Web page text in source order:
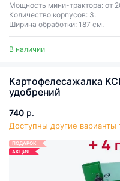
Мощность мини-трактора: от
Количество корпусов: 3.
Ширина обработки: 187 см.
В наличии
Картофелесажалка
удобрений
740 р.
Доступны другие варианты
ПОДАРОК
АКЦИЯ